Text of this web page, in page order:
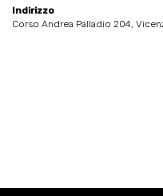
Indirizzo
Corso Andrea Palladio 204,